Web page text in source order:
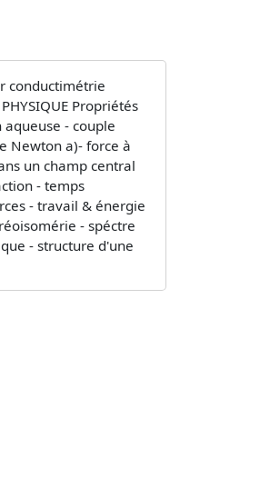
conductimétrie
Propriétés
- couple
Newton a)- force à
un champ central
- temps
- travail & énergie
- spéctre
- structure d'une